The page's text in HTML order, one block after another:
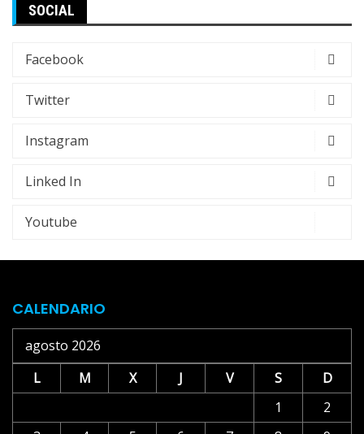
SOCIAL
Facebook
Twitter
Instagram
Linked In
Youtube
CALENDARIO
agosto 2026
L
M X J V S
D
1
2